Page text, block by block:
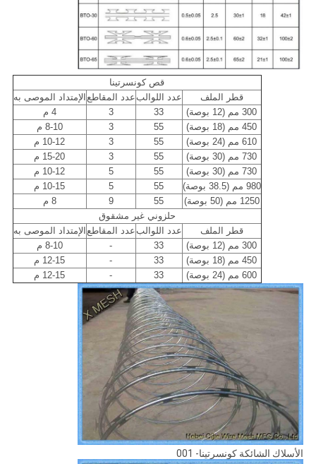
قص كونسرتينا
قطر الملف
عدد اللوالبعدد المقاطع الإمتداد الموصى به
300 مم (12 بوصة)
33
3
4 م
450 مم (18 بوصة)
55
3
8-10 م
610 مم (24 بوصة)
55
3
10-12 م
730 مم (30 بوصة)
55
3
15-20 م
730 مم (30 بوصة)
55
5
10-12 م
980 مم (38.5 بوصة)
55
5
10-15 م
1250 مم (50 بوصة)
55
9
8 م
حلزوني غير مشقوق
قطر الملف
عدد اللوالبعدد المقاطع الإمتداد الموصى به
300 مم (12 بوصة)
33
-
8-10 م
450 مم (18 بوصة)
33
-
12-15 م
600 مم (24 بوصة)
33
- 12-15 م
الأسلاك الشائكة كونسرتينا- 001